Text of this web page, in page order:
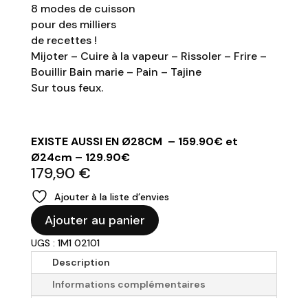
8 modes de cuisson
pour des milliers
de recettes !
Mijoter – Cuire à la vapeur – Rissoler – Frire –
Bouillir Bain marie – Pain – Tajine
Sur tous feux.
EXISTE AUSSI EN Ø28CM – 159.90€ et
Ø24cm – 129.90€
179,90 €
Ajouter à la liste d’envies
quantité
de
COOK'UT
Cocotte
Ø33cm
Ajouter au panier
UGS : 1M1 02101
Description
Informations complémentaires